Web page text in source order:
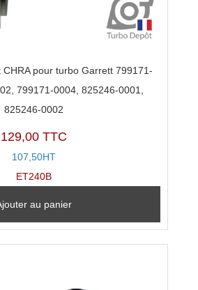
CHRA pour turbo Garrett 799171-
799171-0004, 825246-0001,
825246-0002
129,00 TTC
107,50HT
ET240B
au panier